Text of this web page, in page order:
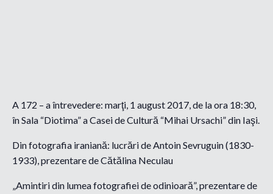
A 172 – a întrevedere: marţi, 1 august 2017, de la ora 18:30,
în Sala “Diotima” a Casei de Cultură “Mihai Ursachi” din Iaşi.
Din fotografia iraniană: lucrări de Antoin Sevruguin (1830-
1933), prezentare de Cătălina Neculau
„Amintiri din lumea fotografiei de odinioară”, prezentare de